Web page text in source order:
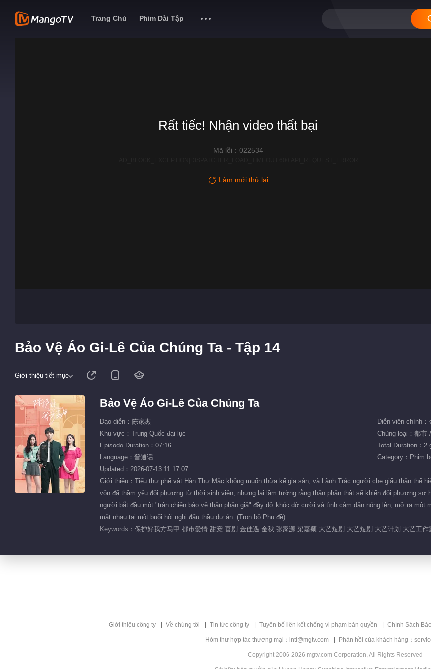
Trang Chủ Phim Dài Tập
Rất tiếc! Nhận video thất bại
Mã lỗi：022534
Làm mới thử lại
Bảo Vệ Áo Gi-Lê Của Chúng Ta - Tập 14
Giới thiệu tiết mục
Bảo Vệ Áo Gi-Lê Của Chúng Ta
Đạo diễn：陈家杰
Diễn viên chính
Khu vực：Trung Quốc đại lục
Chủng loại：都市
Episode Duration：07:16
Total Duration：2
Language：普通话
Category：Phim
Updated：2026-07-13 11:17:07
Giới thiệu：Tiểu thư phế vật Hàn Thư Mặc không muốn thừa kế gia sản, và Lãnh Trác người che giấu thân thế
vốn đã thầm yêu đối phương từ thời sinh viên, nhưng lại lầm tưởng rằng thân phận thật sẽ khiến đối phương sợ
người bắt đầu một "trận chiến bảo vệ thân phận giả" đầy dở khóc dở cười và tình cảm dần nóng lên, mở ra một
mặt nhau tại một buổi hội nghị đấu thầu dự án..(Trọn bộ Phụ đề)
Keywords： 保护好我方马甲 都市爱情 甜宠 喜剧 金佳遇 金秋 张家源 梁嘉颖 大芒短剧 大芒短剧 大芒计划 大芒工作
Giới thiệu công ty Về chúng tôi Tin tức công ty Tuyên bố liên kết chống vi phạm bản quyền Chính Sách
Hòm thư hợp tác thương mại：intl@mgtv.com Phản hồi của khách hàng：
Copyright 2006-2026 mgtv.com Corporation, All Rights Reserved